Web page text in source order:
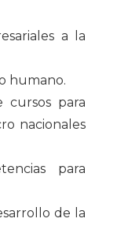
a la
humano.
cursos para
nacionales
para
de la